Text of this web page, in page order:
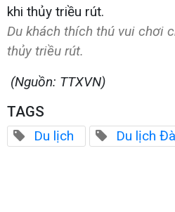
Du khách thích thú vui chơi
thủy triều rút.
(Nguồn: TTXVN)
TAGS
Du lịch Du lịch